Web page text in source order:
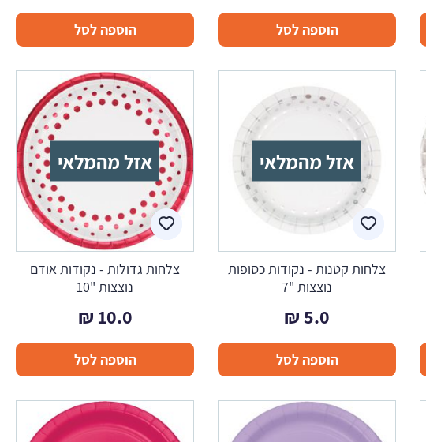
הוספה לסל הוספה לסל
אזל מהמלאי
צלחות קטנות - נקודות כסופות
נוצצות "7
5.0
₪
הוספה לסל
אזל מהמלאי
צלחות גדולות - נקודות אודם
נוצצות "10
10.0
₪
הוספה לסל